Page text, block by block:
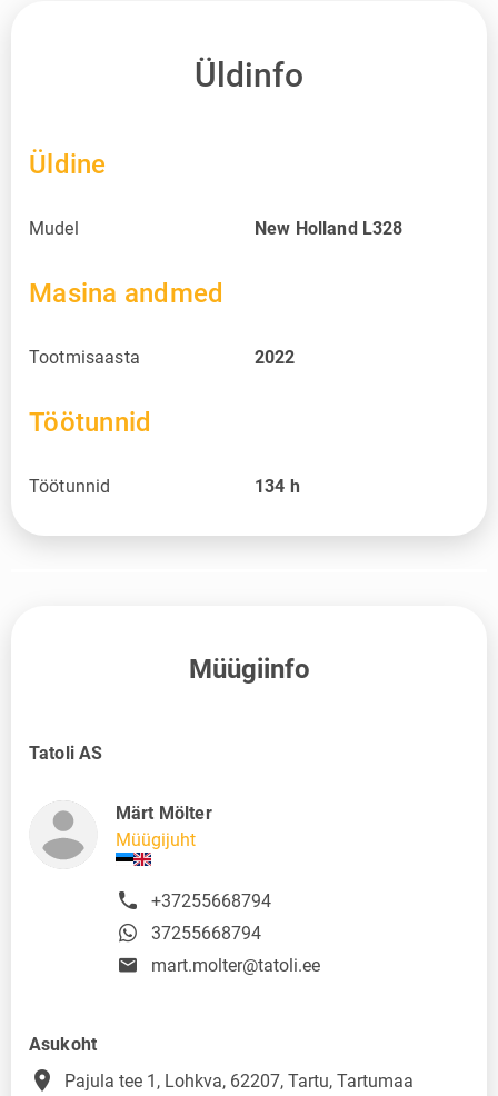
Üldinfo
Üldine
Mudel New Holland L328
Masina andmed
Tootmisaasta 2022
Töötunnid
Töötunnid 134 h
Müügiinfo
Tatoli AS
Märt Mölter
Müügijuht
+37255668794
37255668794
mart.molter@tatoli.ee
Asukoht
place Pajula tee 1, Lohkva, 62207, Tartu, Tartumaa